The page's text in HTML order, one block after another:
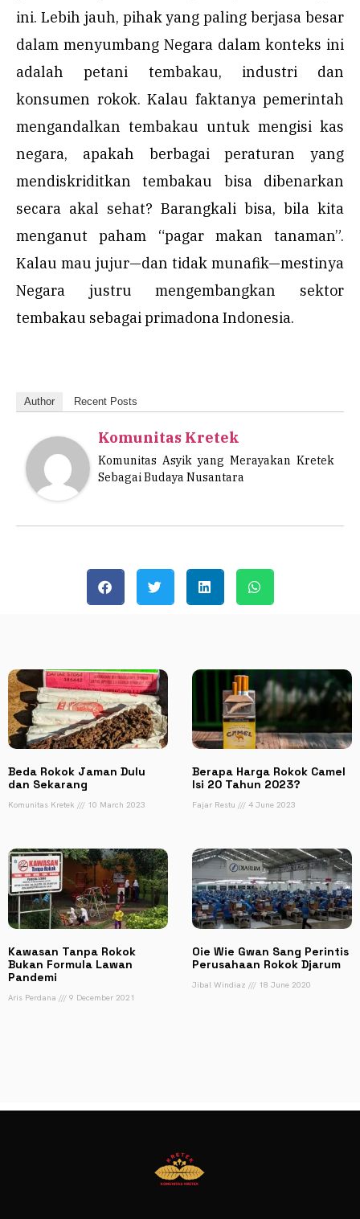
ini. Lebih jauh, pihak yang paling berjasa besar
dalam menyumbang Negara dalam konteks ini
adalah petani tembakau, industri dan
konsumen rokok. Kalau faktanya pemerintah
mengandalkan tembakau untuk mengisi kas
negara, apakah berbagai peraturan yang
mendiskriditkan tembakau bisa dibenarkan
secara akal sehat? Barangkali bisa, bila kita
menganut paham “pagar makan tanaman”.
Kalau mau jujur—dan tidak munafik—mestinya
Negara justru mengembangkan sektor
tembakau sebagai primadona Indonesia.
Author Recent Posts
Komunitas Kretek
Komunitas Asyik yang Merayakan Kretek
Sebagai Budaya Nusantara
Beda Rokok Jaman Dulu
dan Sekarang
Komunitas Kretek 10 March 2023
Berapa Harga Rokok Camel
Isi 20 Tahun 2023?
Fajar Restu 4 June 2023
Kawasan Tanpa Rokok
Bukan Formula Lawan
Pandemi
Aris Perdana 9 December 2021
Oie Wie Gwan Sang Perintis
Perusahaan Rokok Djarum
Jibal Windiaz 18 June 2020